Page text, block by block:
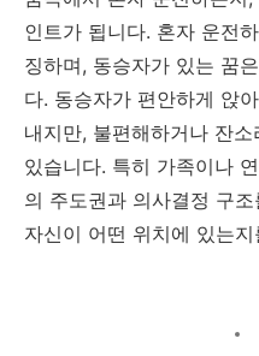
인트가 됩니다. 혼자 운전
징하며, 동승자가 있는 꿈
다. 동승자가 편안하게 앉
내지만, 불편해하거나 잔
있습니다. 특히 가족이나
의 주도권과 의사결정 구
자신이 어떤 위치에 있는